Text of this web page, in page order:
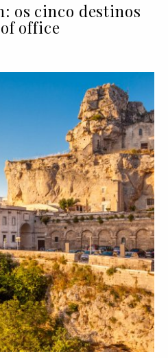
os cinco destinos
office